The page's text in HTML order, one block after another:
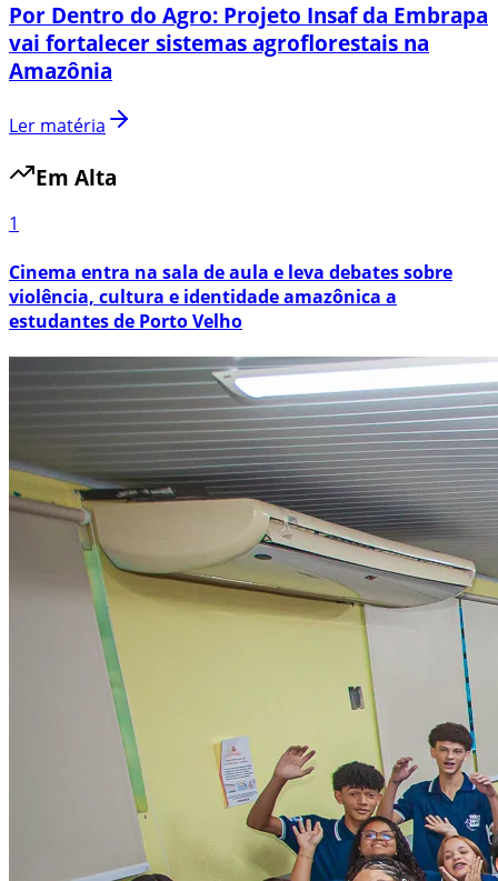
Por Dentro do Agro: Projeto Insaf da Embrapa
vai fortalecer sistemas agroflorestais na
Amazônia
Ler matéria
Em Alta
1
Cinema entra na sala de aula e leva debates sobre
violência, cultura e identidade amazônica a
estudantes de Porto Velho